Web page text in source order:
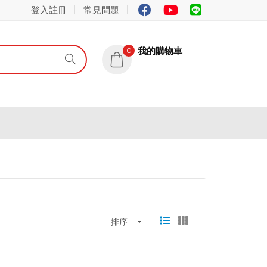
登入註冊 常見問題
0 我的購物車
排序